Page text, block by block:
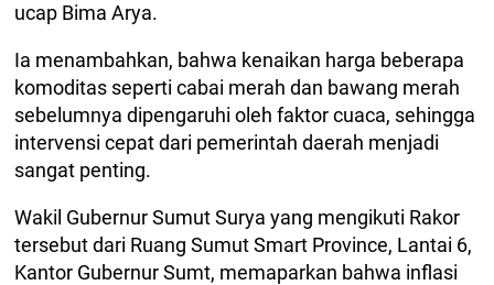
ucap Bima Arya.
Ia menambahkan, bahwa kenaikan harga beberapa
komoditas seperti cabai merah dan bawang merah
sebelumnya dipengaruhi oleh faktor cuaca, sehingga
intervensi cepat dari pemerintah daerah menjadi
sangat penting.
Wakil Gubernur Sumut Surya yang mengikuti Rakor
tersebut dari Ruang Sumut Smart Province, Lantai 6,
Kantor Gubernur Sumt, memaparkan bahwa inflasi